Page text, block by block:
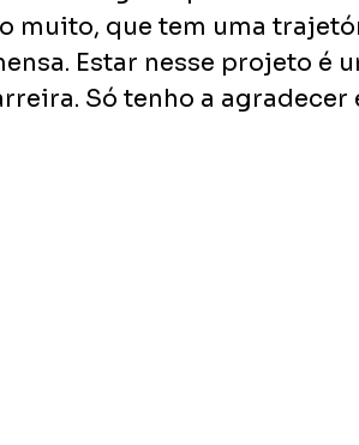
muito, que tem uma
Estar nesse projeto é
Só tenho a agradecer